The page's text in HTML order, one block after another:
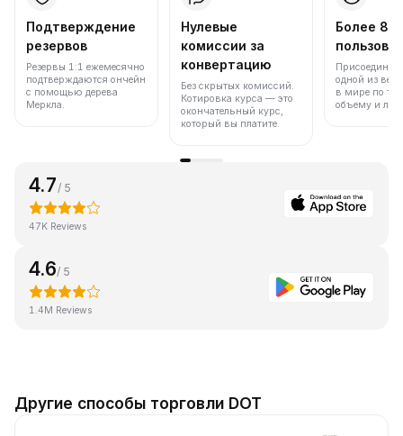
Подтверждение
резервов
Резервы 1:1 ежемесячно
подтверждаются ончейн
с помощью дерева
Меркла.
Нулевые
комиссии за
конвертацию
Без скрытых комиссий.
Котировка курса — это
окончательный курс,
который вы платите.
Более 86
одной из
в мире по
объему и
4.7 / 5
47K Reviews
4.6/ 5
1.4M Reviews
Другие способы торговли DOT